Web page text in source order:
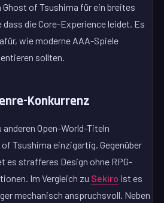
Ghost of Tsushima für ein breites
dass die Core-Experience leidet. Es
wie moderne AAA-Spiele
sollten.
Konkurrenz
Open-World-Titeln
Tsushima einzigartig. Gegenüber
es strafferes Design ohne RPG-
Im Vergleich zu Sekiro ist es
mechanisch anspruchsvoll. Neben